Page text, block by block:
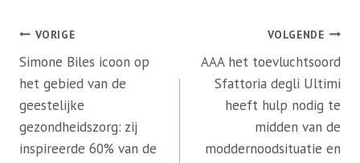
Bericht
navigatie
VORIGE
Simone Biles icoon op
het gebied van de
geestelijke
gezondheidszorg: zij
inspireerde 60% van de
VOLGENDE
AAA het toevluchtsoord
Sfattoria degli Ultimi
heeft hulp nodig te
midden van de
moddernoodsituatie en